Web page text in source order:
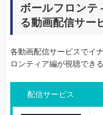
ボールフロンテ
る動画配信サー
各動画配信サービスでイ
ロンティア編が視聴でき
配信サービス